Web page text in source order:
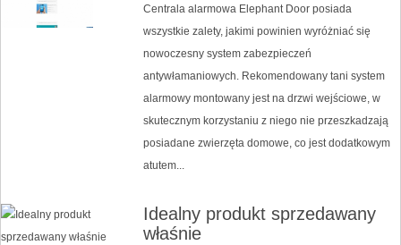
Centrala alarmowa Elephant Door posiada
wszystkie zalety, jakimi powinien wyróżniać się
nowoczesny system zabezpieczeń
antywłamaniowych. Rekomendowany tani system
alarmowy montowany jest na drzwi wejściowe, w
skutecznym korzystaniu z niego nie przeszkadzają
posiadane zwierzęta domowe, co jest dodatkowym
atutem...
Idealny produkt sprzedawany
właśnie